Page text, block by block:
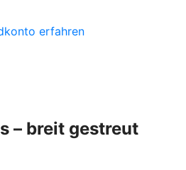
erfahren
– breit gestreut